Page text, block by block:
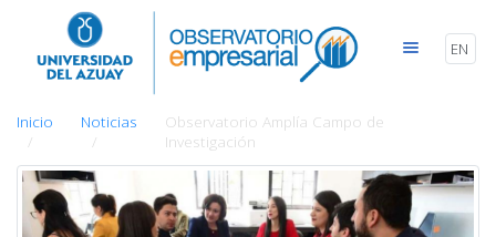
EN
Inicio Noticias
Observatorio Amplía Campo de
Investigación